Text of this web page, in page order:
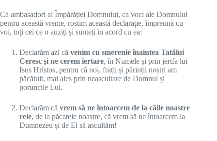
Ca ambasadori ai Împărăției Domnului, ca voci ale Domnului
pentru această vreme, rostim această declarație, împreună cu
voi, toți cei ce o auziți și sunteți în acord cu ea:
Declarăm azi că venim cu smerenie înaintea Tatălui
Ceresc și ne cerem iertare, în Numele și prin jertfa lui
Isus Hristos, pentru că noi, frații și părinții noștri am
păcătuit, mai ales prin neascultare de Domnul și
poruncile Lui.
Declarăm că vrem să ne întoarcem de la căile noastre
rele, de la păcatele noastre, că vrem să ne întoarcem la
Dumnezeu și de El să ascultăm!